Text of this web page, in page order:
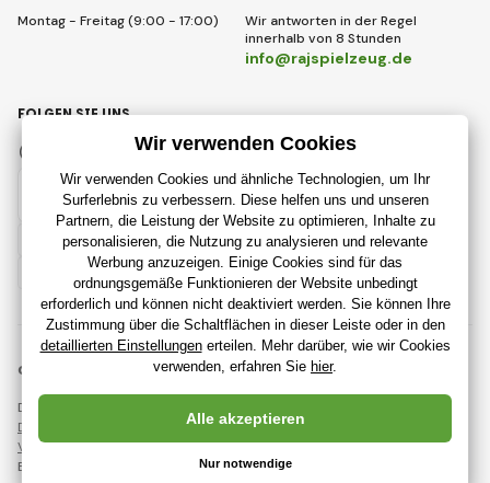
Montag - Freitag (9:00 - 17:00)
Wir antworten in der Regel
innerhalb von 8 Stunden
info@rajspielzeug.de
Deutsch
FOLGEN SIE UNS
Instagram
© 2018 - 2026 RajSpielzeug.de, Alle Rechte vorbehalten
Diese Seite ist durch reCAPTCHA geschützt und es gelten
DatenschutzbestimmungenUnternehmen Google und deren
Vertragsbedingungen.
Erstellung leistungsstarker Online-Shops ab